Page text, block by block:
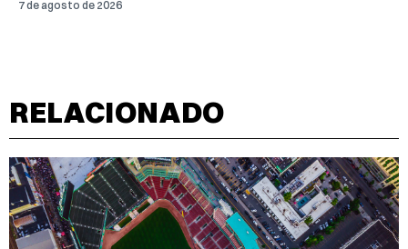
7 de agosto de 2026
RELACIONADO